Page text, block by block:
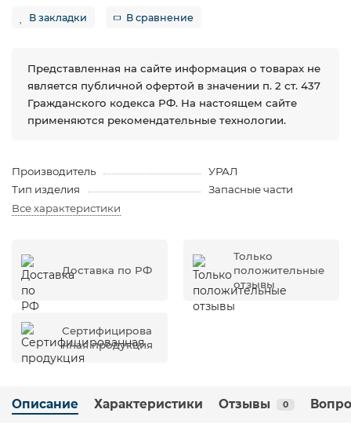
В закладки В сравнение
Представленная на сайте информация о товарах не
является публичной офертой в значении п. 2 ст. 437
Гражданского кодекса РФ. На настоящем сайте
применяются рекомендательные технологии.
Производитель
УРАЛ
Тип изделия
Запасные части
Все характеристики
Доставка по РФ
Только
положительные
отзывы
Сертифицирова
нная продукция
Описание Характеристики Отзывы 0